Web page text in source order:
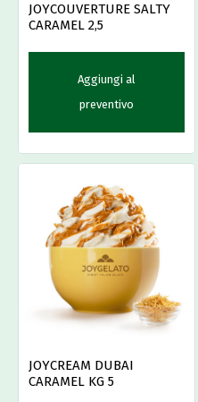
JOYCOUVERTURE SALTY
CARAMEL 2,5
Aggiungi al
preventivo
JOYCREAM DUBAI
CARAMEL KG 5